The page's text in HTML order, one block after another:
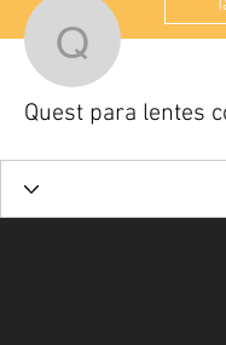
Quest
Quest para lentes